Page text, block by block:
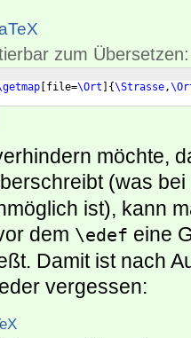
zum Übersetzen:
file=\Ort {\Strasse,
möchte,
(was bei
ist), kann
dem \edef eine
Damit ist nach
vergessen: